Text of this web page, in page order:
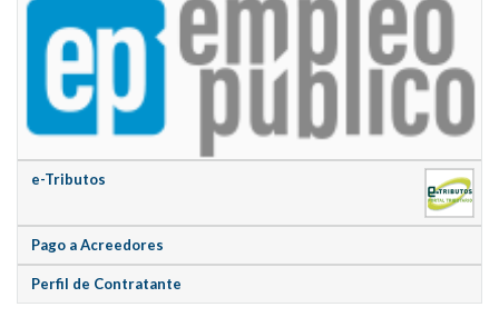
e-Tributos
Pago a Acreedores
Perfil de Contratante